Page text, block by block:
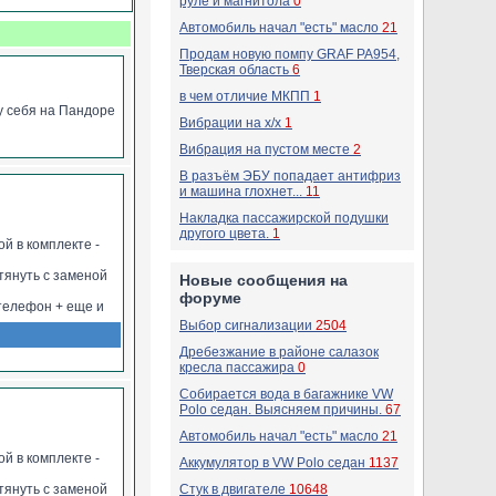
также
эксплуатации
1870i с другими +
проблемы её
и возможность
себя на Пандоре
в комплекте -
с заменой
+ еще и
(тут фантазия
тут появляются
ble с приложения
команды 998* для
в комплекте -
с заменой
Автомобиль начал "есть" масло 21
Продам новую помпу GRAF PA954,
Тверская область 6
в чем отличие МКПП 1
Вибрации на х/х 1
Вибрация на пустом месте 2
В разъём ЭБУ попадает антифриз
и машина глохнет... 11
Накладка пассажирской подушки
другого цвета. 1
Новые сообщения на
форуме
Выбор сигнализации 2504
Дребезжание в районе салазок
кресла пассажира 0
Собирается вода в багажнике VW
Polo седан. Выясняем причины. 67
Автомобиль начал "есть" масло 21
Аккумулятор в VW Polo седан 1137
Стук в двигателе 10648